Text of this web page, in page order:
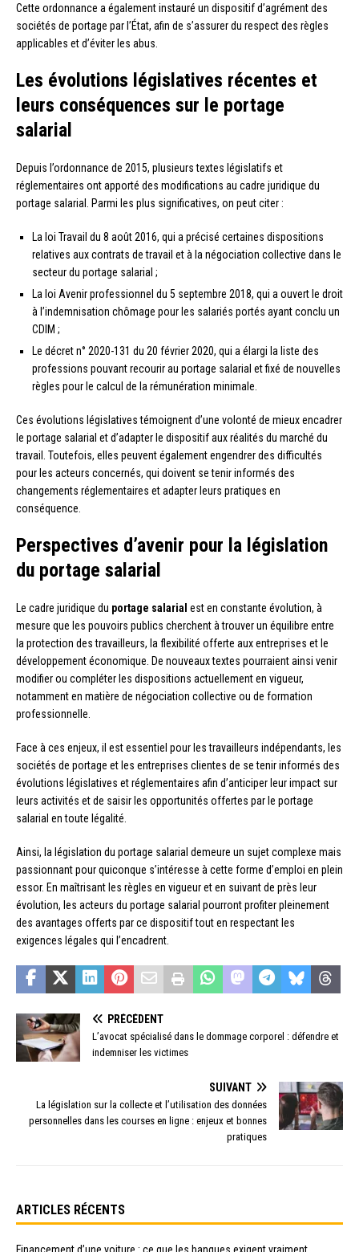
Cette ordonnance a également instauré un dispositif d’agrément des
sociétés de portage par l’État, afin de s’assurer du respect des règles
applicables et d’éviter les abus.
Les évolutions législatives récentes et
leurs conséquences sur le portage
salarial
Depuis l’ordonnance de 2015, plusieurs textes législatifs et
réglementaires ont apporté des modifications au cadre juridique du
portage salarial. Parmi les plus significatives, on peut citer :
La loi Travail du 8 août 2016, qui a précisé certaines dispositions
relatives aux contrats de travail et à la négociation collective dans le
secteur du portage salarial ;
La loi Avenir professionnel du 5 septembre 2018, qui a ouvert le droit
à l’indemnisation chômage pour les salariés portés ayant conclu un
CDIM ;
Le décret n° 2020-131 du 20 février 2020, qui a élargi la liste des
professions pouvant recourir au portage salarial et fixé de nouvelles
règles pour le calcul de la rémunération minimale.
Ces évolutions législatives témoignent d’une volonté de mieux encadrer
le portage salarial et d’adapter le dispositif aux réalités du marché du
travail. Toutefois, elles peuvent également engendrer des difficultés
pour les acteurs concernés, qui doivent se tenir informés des
changements réglementaires et adapter leurs pratiques en
conséquence.
Perspectives d’avenir pour la législation
du portage salarial
Le cadre juridique du portage salarial est en constante évolution, à
mesure que les pouvoirs publics cherchent à trouver un équilibre entre
la protection des travailleurs, la flexibilité offerte aux entreprises et le
développement économique. De nouveaux textes pourraient ainsi venir
modifier ou compléter les dispositions actuellement en vigueur,
notamment en matière de négociation collective ou de formation
professionnelle.
Face à ces enjeux, il est essentiel pour les travailleurs indépendants, les
sociétés de portage et les entreprises clientes de se tenir informés des
évolutions législatives et réglementaires afin d’anticiper leur impact sur
leurs activités et de saisir les opportunités offertes par le portage
salarial en toute légalité.
Ainsi, la législation du portage salarial demeure un sujet complexe mais
passionnant pour quiconque s’intéresse à cette forme d’emploi en plein
essor. En maîtrisant les règles en vigueur et en suivant de près leur
évolution, les acteurs du portage salarial pourront profiter pleinement
des avantages offerts par ce dispositif tout en respectant les
exigences légales qui l’encadrent.
PRÉCÉDENT
L’avocat spécialisé dans le dommage corporel : défendre et
indemniser les victimes
SUIVANT
La législation sur la collecte et l’utilisation des données
personnelles dans les courses en ligne : enjeux et bonnes
pratiques
ARTICLES RÉCENTS
Financement d’une voiture : ce que les banques exigent vraiment